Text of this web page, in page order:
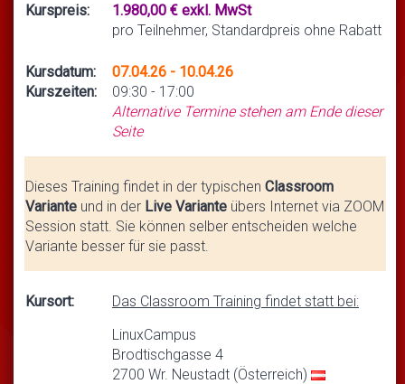
Kurspreis:
1.980,00 € exkl. MwSt
pro Teilnehmer, Standardpreis ohne Rabatt
Kursdatum:
Kurszeiten:
07.04.26 - 10.04.26
09:30 - 17:00
Alternative Termine stehen am Ende dieser
Seite
Dieses Training findet in der typischen Classroom
Variante und in der Live Variante übers Internet via ZOOM
Session statt. Sie können selber entscheiden welche
Variante besser für sie passt.
Kursort:
Das Classroom Training findet statt bei:
LinuxCampus
Brodtischgasse 4
2700 Wr. Neustadt (Österreich)